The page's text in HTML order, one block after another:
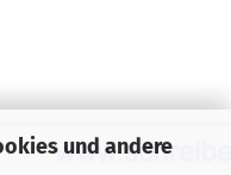
und andere